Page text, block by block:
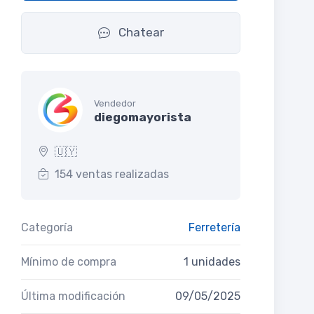
Chatear
Vendedor
diegomayorista
🇺🇾
154 ventas realizadas
Categoría Ferretería
Mínimo de compra 1 unidades
Última modificación 09/05/2025